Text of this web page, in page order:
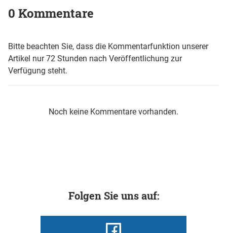
0 Kommentare
Bitte beachten Sie, dass die Kommentarfunktion unserer
Artikel nur 72 Stunden nach Veröffentlichung zur
Verfügung steht.
Noch keine Kommentare vorhanden.
Folgen Sie uns auf: